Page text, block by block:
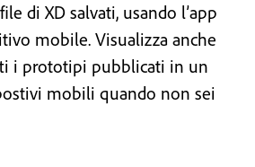
di XD salvati, usando l’app
mobile. Visualizza anche
i prototipi pubblicati in un
mobili quando non sei